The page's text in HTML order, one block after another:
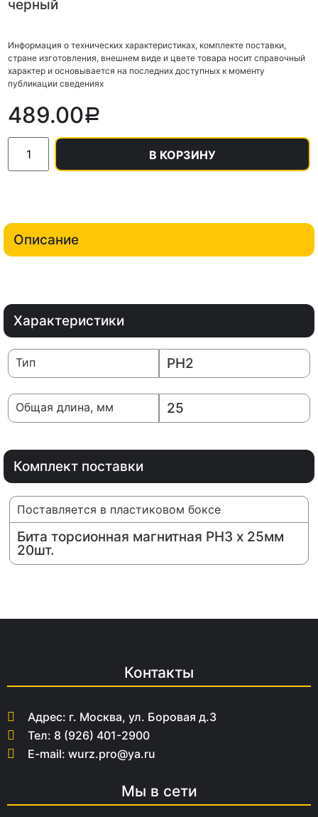
черный
Информация о технических характеристиках, комплекте поставки,
стране изготовления, внешнем виде и цвете товара носит справочный
характер и основывается на последних доступных к моменту
публикации сведениях
489.00Р
В КОРЗИНУ
Описание
Характеристики
Тип PH2
Общая длина, мм 25
Комплект поставки
Поставляется в пластиковом боксе
Бита торсионная магнитная PH3 х 25мм
20шт.
Контакты
Адрес: г. Москва, ул. Боровая д.3
Тел: 8 (926) 401-2900
E-mail: wurz.pro@ya.ru
Мы в сети